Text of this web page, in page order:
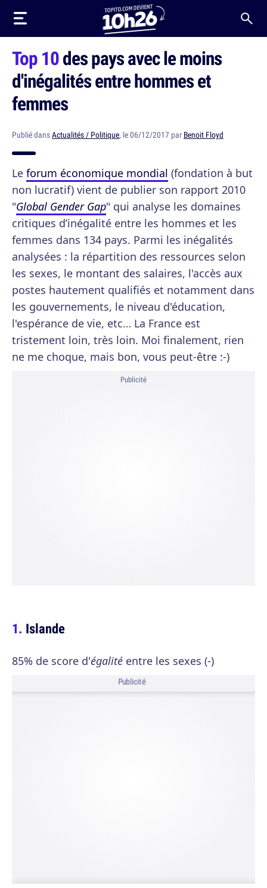
Top 10des pays avec le moins
d'inégalités entre hommes et
femmes
Publié dansActualités / Politique, le 06/12/2017 par Benoit Floyd
Le forum économique mondial (fondation à but
non lucratif) vient de publier son rapport 2010
"Global Gender Gap" qui analyse les domaines
critiques d’inégalité entre les hommes et les
femmes dans 134 pays. Parmi les inégalités
analysées : la répartition des ressources selon
les sexes, le montant des salaires, l'accès aux
postes hautement qualifiés et notamment dans
les gouvernements, le niveau d'éducation,
l'espérance de vie, etc… La France est
tristement loin, très loin. Moi finalement, rien
ne me choque, mais bon, vous peut-être :-)
Publicité
Islande
85% de score d'égalité entre les sexes (-)
Publicité